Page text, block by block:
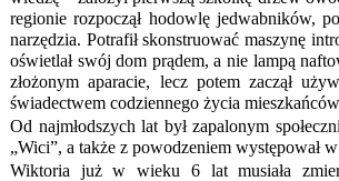
regionie rozpoczął hodowlę jedwabników,
narzędzia. Potrafił skonstruować maszynę
oświetlał swój dom prądem, a nie lampą
złożonym aparacie, lecz potem zaczął
świadectwem codziennego życia
Od najmłodszych lat był zapalonym
„Wici”, a także z powodzeniem występował
Wiktoria już w wieku 6 lat musiała